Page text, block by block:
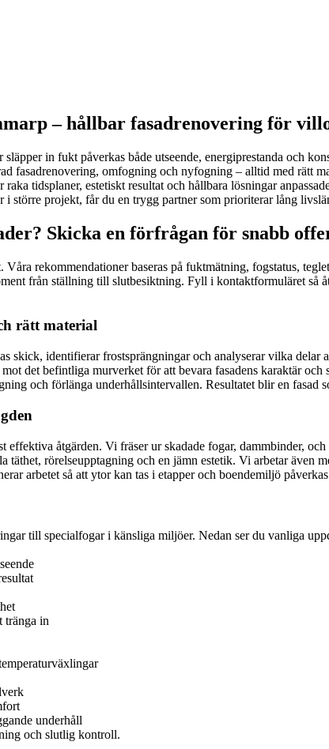
– hållbar fasadrenovering för
in fukt påverkas både utseende, energiprestanda och
fasadrenovering, omfogning och nyfogning – alltid med rätt
tidsplaner, estetiskt resultat och hållbara lösningar
större projekt, får du en trygg partner som prioriterar lång
Skicka en förfrågan för snabb
rekommendationer baseras på fuktmätning, fogstatus,
från ställning till slutbesiktning. Fyll i kontaktformuläret så
rätt material
skick, identifierar frostsprängningar och analyserar vilka
det befintliga murverket för att bevara fasadens karaktär
och förlänga underhållsintervallen. Resultatet blir en fasad
åtgärden. Vi fräser ur skadade fogar, dammbinder,
rörelseupptagning och en jämn estetik. Vi arbetar även
arbetet så att ytor kan tas i etapper och boendemiljö
till specialfogar i känsliga miljöer. Nedan ser du vanliga
tränga in
underhåll
och slutlig kontroll.